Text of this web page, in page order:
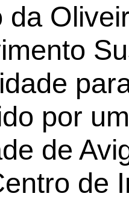
da
por
de
de